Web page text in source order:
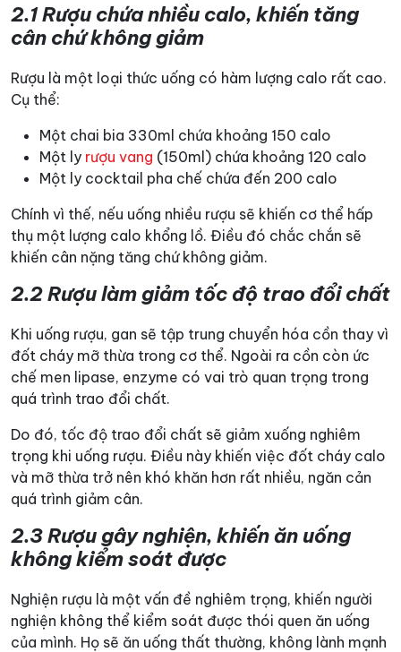
2.1 Rượu chứa nhiều calo, khiến tăng
cân chứ không giảm
Rượu là một loại thức uống có hàm lượng calo rất cao.
Cụ thể:
Một chai bia 330ml chứa khoảng 150 calo
Một ly rượu vang (150ml) chứa khoảng 120 calo
Một ly cocktail pha chế chứa đến 200 calo
Chính vì thế, nếu uống nhiều rượu sẽ khiến cơ thể hấp
thụ một lượng calo khổng lồ. Điều đó chắc chắn sẽ
khiến cân nặng tăng chứ không giảm.
2.2 Rượu làm giảm tốc độ trao đổi chất
Khi uống rượu, gan sẽ tập trung chuyển hóa cồn thay vì
đốt cháy mỡ thừa trong cơ thể. Ngoài ra cồn còn ức
chế men lipase, enzyme có vai trò quan trọng trong
quá trình trao đổi chất.
Do đó, tốc độ trao đổi chất sẽ giảm xuống nghiêm
trọng khi uống rượu. Điều này khiến việc đốt cháy calo
và mỡ thừa trở nên khó khăn hơn rất nhiều, ngăn cản
quá trình giảm cân.
2.3 Rượu gây nghiện, khiến ăn uống
không kiểm soát được
Nghiện rượu là một vấn đề nghiêm trọng, khiến người
nghiện không thể kiểm soát được thói quen ăn uống
của mình. Họ sẽ ăn uống thất thường, không lành mạnh